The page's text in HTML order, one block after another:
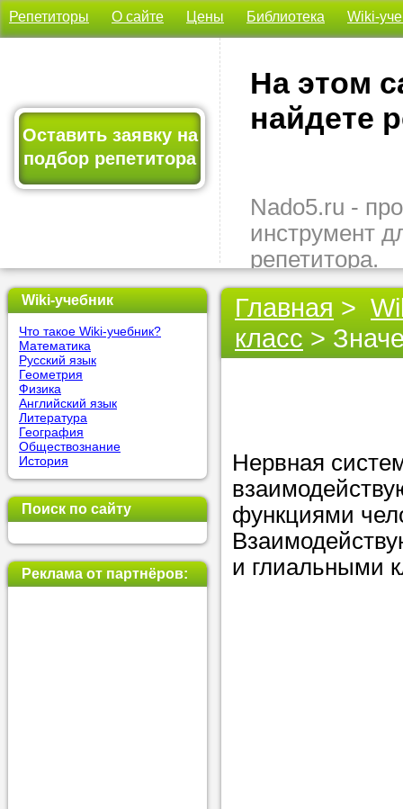
Репетиторы О сайте Цены Библиотека Wiki-
Оставить заявку на
подбор репетитора
На этом
найдете
Nado5.ru -
инструмент
репетитора.
Здесь вы
подходящего
быстро,
бесплатно.
репетитора,
пожелания.
Или найдите
нашей базе
используя
Wiki-учебник
Что такое Wiki-учебник?
Математика
Русский язык
Геометрия
Физика
Английский язык
Литература
География
Обществознание
История
Поиск по сайту
Реклама от партнёров:
Главная >
класс >
Нервная
функциями
и глиальными